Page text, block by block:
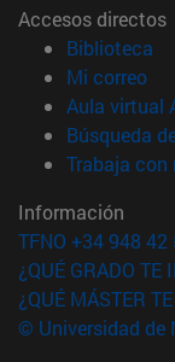
Accesos directos
Biblioteca
Mi correo
Aula virtual
Búsqueda
Trabaja con
Información
TFNO +34 948 42
¿QUÉ GRADO TE
¿QUÉ MÁSTER
© Universidad de